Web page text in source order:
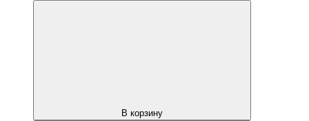
В корзину